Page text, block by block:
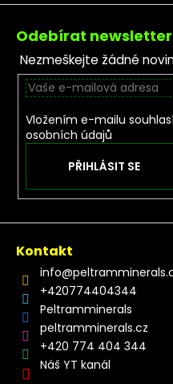
Zápatí
Odebírat newsletter
Nezmeškejte žádné
Vložením e-mailu
osobních údajů
PŘIHLÁSIT SE
Kontakt
info@
+420774404344
Peltramminerals
peltramminerals.cz
+420 774 404 344
Náš YT kanál